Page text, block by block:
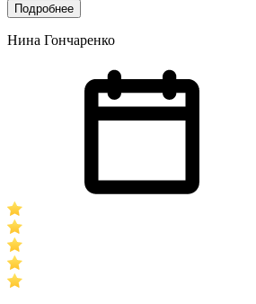
Подробнее
Нина Гончаренко